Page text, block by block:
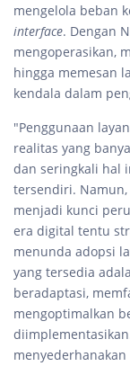
mengelola beban
interface. Dengan
mengoperasikan,
hingga memesan
kendala dalam
"Penggunaan
realitas yang
dan seringkali hal
tersendiri.
menjadi kunci
era digital tentu
menunda adopsi
yang tersedia
beradaptasi,
mengoptimalkan